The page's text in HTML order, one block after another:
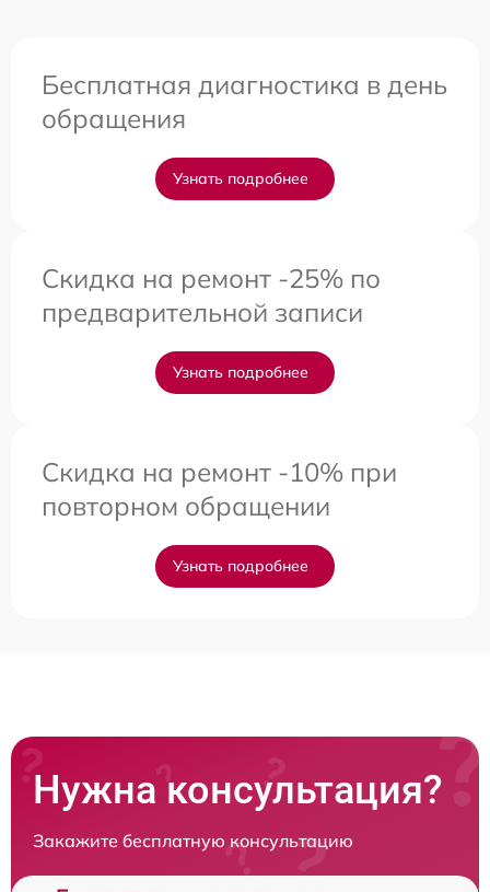
Бесплатная диагностика в день
обращения
Узнать подробнее
Скидка на ремонт -25% по
предварительной записи
Узнать подробнее
Скидка на ремонт -10% при
повторном обращении
Узнать подробнее
Нужна консультация?
Закажите бесплатную консультацию